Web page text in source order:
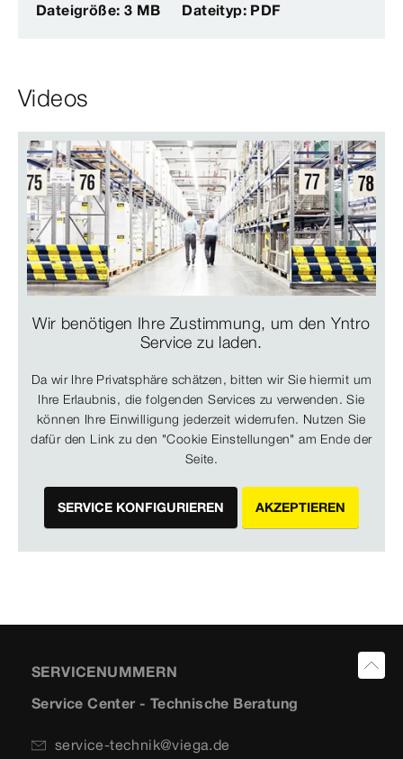
Dateigröße: 3 MB
Dateityp: PDF
Videos
Wir benötigen Ihre Zustimmung, um den Yntro
Service zu laden.
Da wir Ihre Privatsphäre schätzen, bitten wir Sie hiermit um
Ihre Erlaubnis, die folgenden Services zu verwenden. Sie
können Ihre Einwilligung jederzeit widerrufen. Nutzen Sie
dafür den Link zu den "Cookie Einstellungen" am Ende der
Seite.
SERVICE KONFIGURIEREN AKZEPTIEREN
SERVICENUMMERN
Service Center - Technische Beratung
service-technik@viega.de